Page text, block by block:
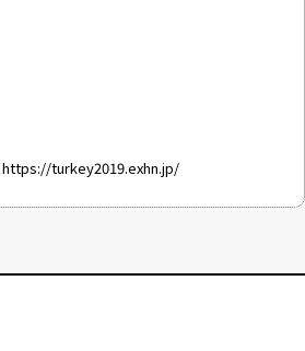
https://turkey2019.exhn.jp/